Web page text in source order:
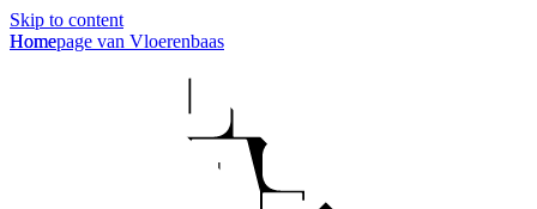
Skip to content
Homepage van Vloerenbaas
Home